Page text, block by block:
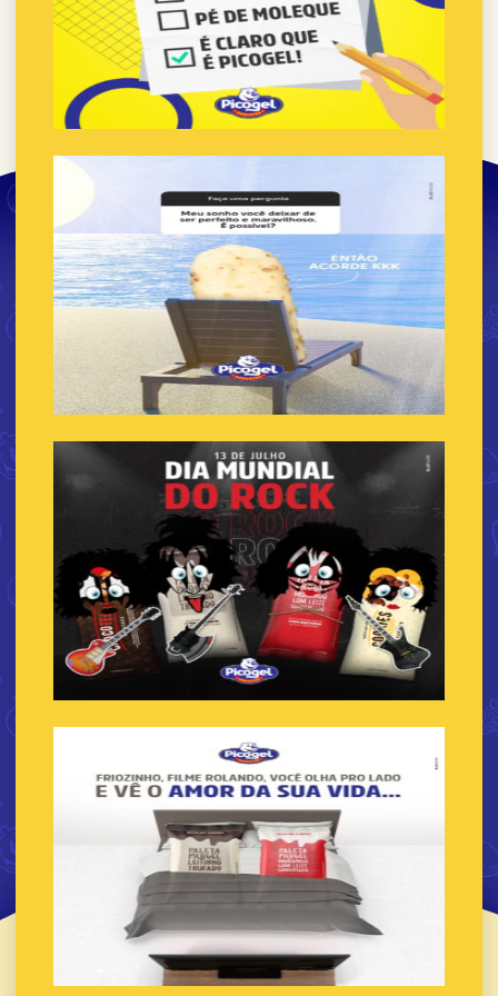
Franquia paletas mexicanas valor
Franquia de picole
Franquia de picolé no palito
Franquia de picole e sorvete
Franquia de sorvete
Franquia de sorvete artesanal
Franquia sorvete artesanal italiano
Franquia de sorvete barata
Franquia de sorvete de casquinha
Franquia de sorvete na chapa
Franquia de sorvete ice cream
Franquia de sorvete de iogurte
Franquia de sorvete italiano
Franquia de sorvete lojas
Franquia de sorvete e milk shake
Franquia de sorvete de palito
Franquia de sorvete na pedra
Franquia de sorvete recheado
Franquia de sorvete para shopping
Franquia de sorvete valor
Franquia de sorveteria
Franquia sorveteria gelato
Franquia de sorveteria venda
Franquia de sorvetes e picoles
Franquia de sorvetes preco
Franquia de sorvetes quanto custa
Franquias em mg
Franquias em minas gerais
Franquias de sorvetes em minas gerais
Gelateria sorvete artesanal italiano
Gelato artesanal